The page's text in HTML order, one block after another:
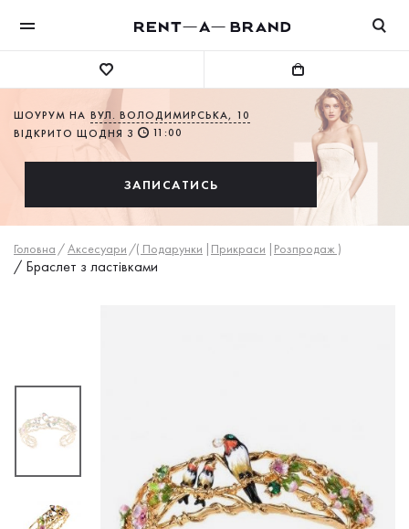
ШОУРУМ НА ВУЛ. ВОЛОДИМИРСЬКА, 10
ВІДКРИТО ЩОДНЯ З
11:00
ЗАПИСАТИСЬ
Головна /Аксесуари /( Подарунки | Прикраси | Розпродаж )
/ Браслет з ластівками